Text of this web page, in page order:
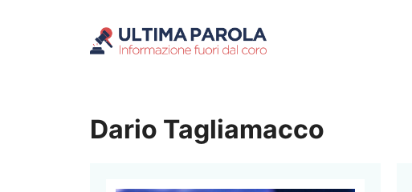
Dario Tagliamacco